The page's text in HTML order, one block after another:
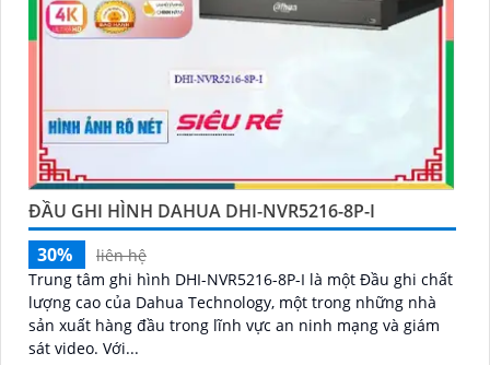
ĐẦU GHI HÌNH DAHUA DHI-NVR5216-8P-I
30%
liên hệ
Trung tâm ghi hình DHI-NVR5216-8P-I là một Đầu ghi chất
lượng cao của Dahua Technology, một trong những nhà
sản xuất hàng đầu trong lĩnh vực an ninh mạng và giám
sát video. Với...